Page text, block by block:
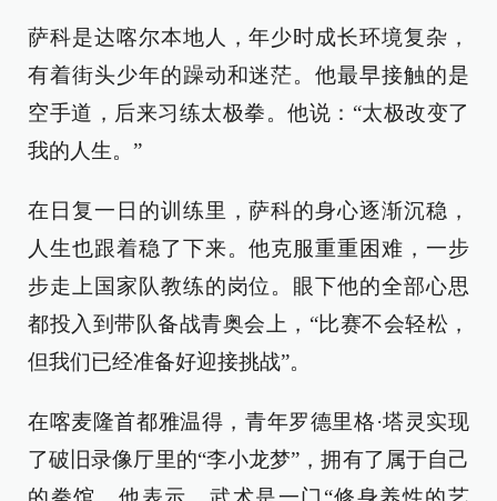
萨科是达喀尔本地人，年少时成长环境复杂，
有着街头少年的躁动和迷茫。他最早接触的是
空手道，后来习练太极拳。他说：“太极改变了
我的人生。”
在日复一日的训练里，萨科的身心逐渐沉稳，
人生也跟着稳了下来。他克服重重困难，一步
步走上国家队教练的岗位。眼下他的全部心思
都投入到带队备战青奥会上，“比赛不会轻松，
但我们已经准备好迎接挑战”。
在喀麦隆首都雅温得，青年罗德里格·塔灵实现
了破旧录像厅里的“李小龙梦”，拥有了属于自己